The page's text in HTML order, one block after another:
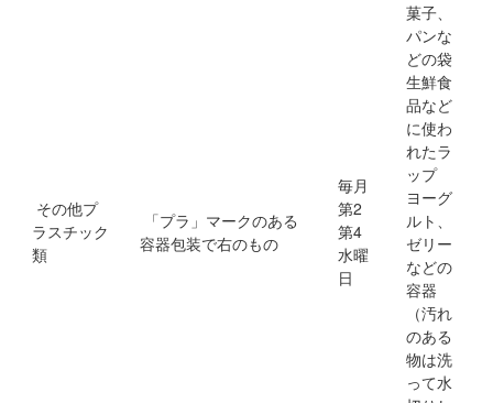
その他プ
ラスチック
類
「プラ」マークのある
容器包装で右のもの
毎月
第2
第4
水曜
日
菓子、
パンな
どの袋
生鮮食
品など
に使わ
れたラ
ップ
ヨーグ
ルト、
ゼリー
などの
容器
（汚れ
のある
物は洗
って水